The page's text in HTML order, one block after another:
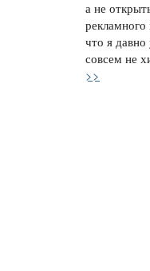
а не
рекламного
что я давно
совсем не
>>